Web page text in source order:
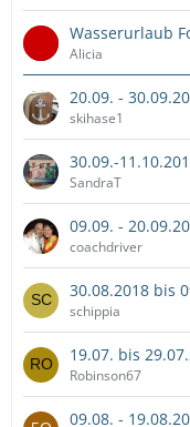
Wasserurlaub
Alicia
20.09. -
skihase1
30.09.-
SandraT
09.09. -
coachdriver
30.08.2018 bis
schippia
19.07. bis
Robinson67
09.08. -